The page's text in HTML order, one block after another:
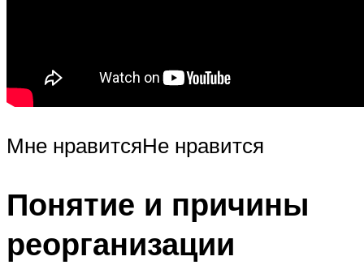
Мне нравитсяНе нравится
Понятие и причины
реорганизации